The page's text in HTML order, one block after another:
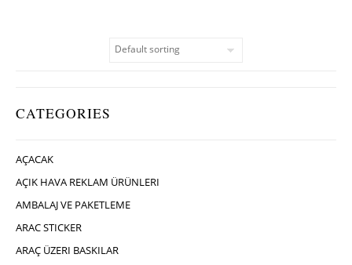
CATEGORIES
AÇACAK
AÇIK HAVA REKLAM ÜRÜNLERI
AMBALAJ VE PAKETLEME
ARAC STICKER
ARAÇ ÜZERI BASKILAR